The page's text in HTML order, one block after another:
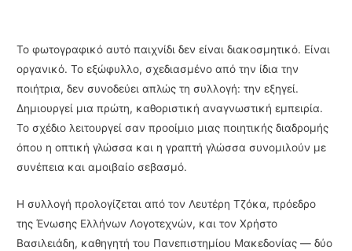
Το φωτογραφικό αυτό παιχνίδι δεν είναι διακοσμητικό. Είναι
οργανικό. Το εξώφυλλο, σχεδιασμένο από την ίδια την
ποιήτρια, δεν συνοδεύει απλώς τη συλλογή: την εξηγεί.
Δημιουργεί μια πρώτη, καθοριστική αναγνωστική εμπειρία.
Το σχέδιο λειτουργεί σαν προοίμιο μιας ποιητικής διαδρομής
όπου η οπτική γλώσσα και η γραπτή γλώσσα συνομιλούν με
συνέπεια και αμοιβαίο σεβασμό.
Η συλλογή προλογίζεται από τον Λευτέρη Τζόκα, πρόεδρο
της Ένωσης Ελλήνων Λογοτεχνών, και τον Χρήστο
Βασιλειάδη, καθηγητή του Πανεπιστημίου Μακεδονίας — δύο